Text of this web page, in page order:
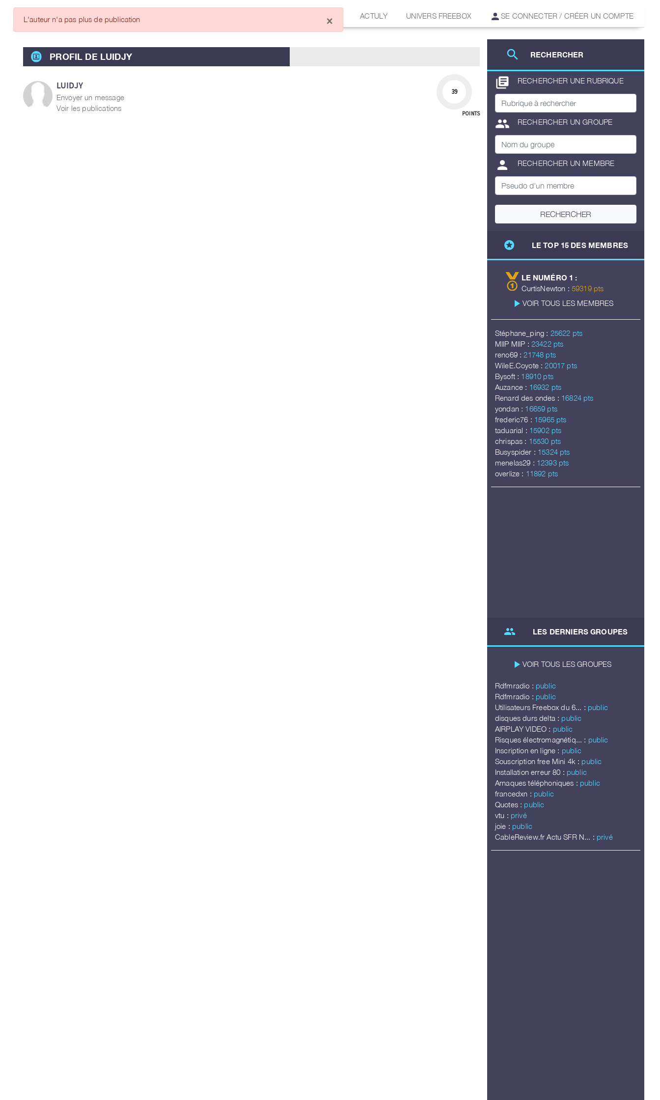
ARTICLES DES MEMBRES ACTULY UNIVERS FREEBOX SE CONNECTER / CRÉER UN COMPTE
search RECHERCHER
library_books RECHERCHER UNE RUBRIQUE
group RECHERCHER UN GROUPE
person RECHERCHER UN MEMBRE
RECHERCHER
stars LE TOP 15 DES MEMBRES
LE NUMÉRO 1 :
CurtisNewton : 59319 pts
play_arrow VOIR TOUS LES MEMBRES
Stéphane_ping : 25622 pts
MIIP MIIP : 23422 pts
reno69 : 21748 pts
WileE.Coyote : 20017 pts
Bysoft : 18910 pts
Auzance : 16932 pts
Renard des ondes : 16824 pts
yondan : 16659 pts
frederic76 : 15965 pts
taduarial : 15902 pts
chrispas : 15530 pts
Busyspider : 15324 pts
menelas29 : 12393 pts
overlize : 11892 pts
group LES DERNIERS GROUPES
play_arrow VOIR TOUS LES GROUPES
Rdfmradio : public
Rdfmradio : public
Utilisateurs Freebox du 6... : public
disques durs delta : public
AIRPLAY VIDEO : public
Risques électromagnétiq... : public
Inscription en ligne : public
Souscription free Mini 4k : public
Installation erreur 80 : public
Arnaques téléphoniques : public
francedxn : public
Quotes : public
vtu : privé
joie : public
CableReview.fr Actu SFR N... : privé
PROFIL DE LUIDJY
LUIDJY
Envoyer un message
Voir les publications
39
POINTS
L'auteur n'a pas plus de publication ×